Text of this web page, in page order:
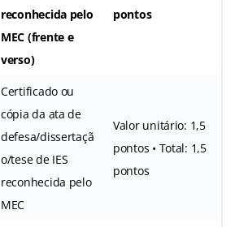
reconhecida pelo
MEC (frente e
verso)
pontos
Certificado ou
cópia da ata de
defesa/dissertaçã
o/tese de IES
reconhecida pelo
MEC
Valor unitário: 1,5
pontos • Total: 1,5
pontos